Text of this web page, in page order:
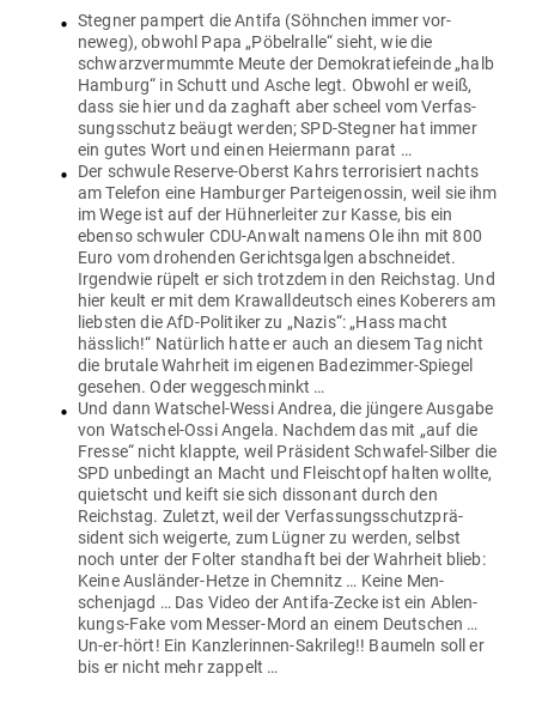
schenjagd … Das Video der Antifa-Zecke ist ein Ablen­
kungs-Fake vom Messer-Mord an einem Deut­schen …
Un-er-hört! Ein Kanz­le­rinnen-Sakrileg!! Baumeln soll er
bis er nicht mehr zappelt …
Der Ver­fas­sungs­schützer lebt, stieg in den Himmel auf:
Staats­se­kretär, 3.000 Euro mehr. Aber weil die Cham­pagner-
Genossen längst ver­gessen haben, wo sie her­kommen, wem
sie ihr Luxus-Leben, die Luxus-Limou­sinen, die Lati­fundien in
Stadt, Land oder am Fluss ver­danken. Sie ver­danken alles,
wirklich alles dem „rechten“ Pack, den linken Arbeitern, die in
Scharen zur AfD laufen. Die Cham­pagner-Genossen sind
längst wie „Kevin allein zu Haus“: Keiner hört ihnen mehr zu.
Nur noch die gleich­ge­sinnten Schaum-Schwafler der neuen,
offenen Welt­um­armer in Presse, Radio und Glotze. Und die
San­dalen-Sozia­listen, Koran-Kan­di­daten, Pfef­fer­säcke der
Migranten-Mafia und Wind-Macher, die Gender-Gläu­bigen
und Gen-Gegner. Allesamt nur eine Min­derheit an der
Wahlurne, allesamt Abgreifer des Sozial-Säckels. Irgendwie …
Aber die „3 Apo­ka­lyp­ti­schen Reiter“ der SPD reiten der immer
kleiner wer­denden Heer­schar ver­bissen voraus. Hon­ecker
kopp­he­ister: Rück­wärts immer, vor­wärts nimmer. Hallo
Bayern, quod morituri te salutant – die Tod­ge­weihten grüßen
Quelle:PI-News